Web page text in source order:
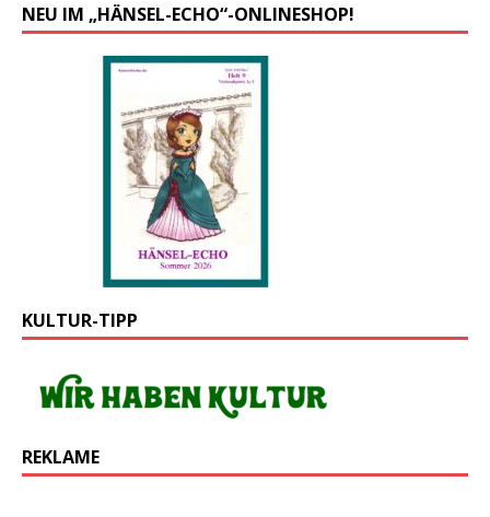
NEU IM „HÄNSEL-ECHO“-ONLINESHOP!
KULTUR-TIPP
REKLAME